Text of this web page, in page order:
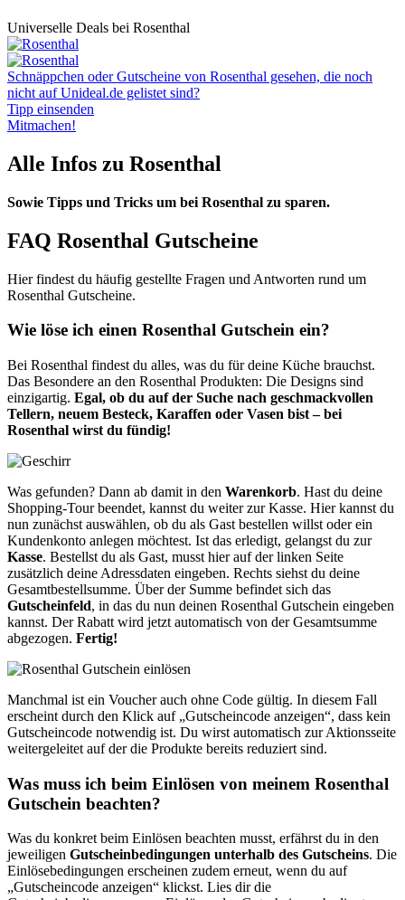
Universelle Deals bei Rosenthal
Schnäppchen oder Gutscheine von Rosenthal gesehen, die noch
nicht auf Unideal.de gelistet sind?
Tipp einsenden
Mitmachen!
Alle Infos zu Rosenthal
Sowie Tipps und Tricks um bei Rosenthal zu sparen.
FAQ Rosenthal Gutscheine
Hier findest du häufig gestellte Fragen und Antworten rund um
Rosenthal Gutscheine.
Wie löse ich einen Rosenthal Gutschein ein?
Bei Rosenthal findest du alles, was du für deine Küche brauchst.
Das Besondere an den Rosenthal Produkten: Die Designs sind
einzigartig. Egal, ob du auf der Suche nach geschmackvollen
Tellern, neuem Besteck, Karaffen oder Vasen bist – bei
Rosenthal wirst du fündig!
Was gefunden? Dann ab damit in den Warenkorb. Hast du deine
Shopping-Tour beendet, kannst du weiter zur Kasse. Hier kannst du
nun zunächst auswählen, ob du als Gast bestellen willst oder ein
Kundenkonto anlegen möchtest. Ist das erledigt, gelangst du zur
Kasse. Bestellst du als Gast, musst hier auf der linken Seite
zusätzlich deine Adressdaten eingeben. Rechts siehst du deine
Gesamtbestellsumme. Über der Summe befindet sich das
Gutscheinfeld, in das du nun deinen Rosenthal Gutschein eingeben
kannst. Der Rabatt wird jetzt automatisch von der Gesamtsumme
abgezogen. Fertig!
Manchmal ist ein Voucher auch ohne Code gültig. In diesem Fall
erscheint durch den Klick auf „Gutscheincode anzeigen“, dass kein
Gutscheincode notwendig ist. Du wirst automatisch zur Aktionsseite
weitergeleitet auf der die Produkte bereits reduziert sind.
Was muss ich beim Einlösen von meinem Rosenthal
Gutschein beachten?
Was du konkret beim Einlösen beachten musst, erfährst du in den
jeweiligen Gutscheinbedingungen unterhalb des Gutscheins. Die
Einlösebedingungen erscheinen zudem erneut, wenn du auf
„Gutscheincode anzeigen“ klickst. Lies dir die